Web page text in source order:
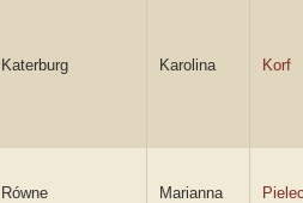
Katerburg Karolina Korf
Równe Marianna